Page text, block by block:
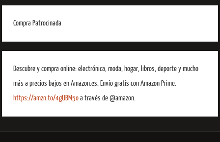
Compra Patrocinada
Descubre y compra online: electrónica, moda, hogar, libros, deporte y mucho
más a precios bajos en Amazon.es. Envío gratis con Amazon Prime.
https://amzn.to/4gUBM5oa través de @amazon.